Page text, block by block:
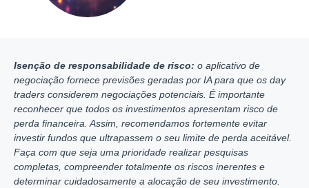
Isenção de responsabilidade de risco: o aplicativo de
negociação fornece previsões geradas por IA para que os day
traders considerem negociações potenciais. É importante
reconhecer que todos os investimentos apresentam risco de
perda financeira. Assim, recomendamos fortemente evitar
investir fundos que ultrapassem o seu limite de perda aceitável.
Faça com que seja uma prioridade realizar pesquisas
completas, compreender totalmente os riscos inerentes e
determinar cuidadosamente a alocação de seu investimento.